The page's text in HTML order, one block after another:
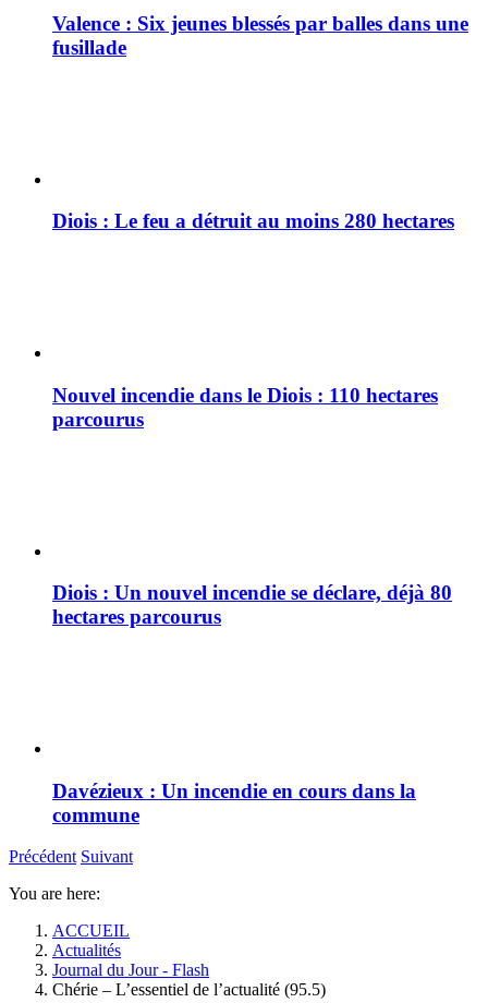
Valence : Six jeunes blessés par balles dans une
fusillade
Diois : Le feu a détruit au moins 280 hectares
Nouvel incendie dans le Diois : 110 hectares
parcourus
Diois : Un nouvel incendie se déclare, déjà 80
hectares parcourus
Davézieux : Un incendie en cours dans la
commune
Précédent Suivant
You are here:
ACCUEIL
Actualités
Journal du Jour - Flash
Chérie – L’essentiel de l’actualité (95.5)